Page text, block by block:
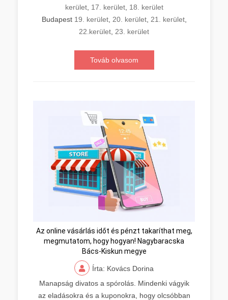
kerület, 17. kerület, 18. kerület
Budapest 19. kerület, 20. kerület, 21. kerület,
22.kerület 23. kerület
Továb olvasom
Az online vásárlás időt és pénzt takaríthat meg,
megmutatom, hogy hogyan! Nagybaracska
Bács-Kiskun megye
Írta: Kovács Dorina
Manapság divatos a spórolás. Mindenki vágyik
az eladásokra és a kuponokra, hogy olcsóbban